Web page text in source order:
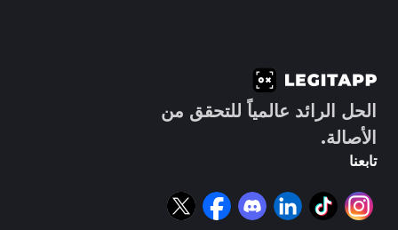
الحل الرائد عالمياً للتحقق من
الأصالة.
تابعنا